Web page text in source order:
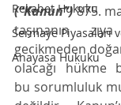
Rekabet Hukuku
Sermaye Piyasaları
Anayasa Hukuku
(“Kanun”) 875.
taşınanın
gecikmeden
olacağı hükme
bu sorumluluk